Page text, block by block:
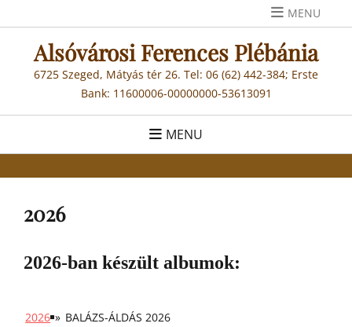
to
content
MENU
Alsóvárosi Ferences Plébánia
6725 Szeged, Mátyás tér 26. Tel: 06 (62) 442-384; Erste
Bank: 11600006-00000000-53613091
MENU
2026
2026-ban készült albumok:
2026 » BALÁZS-ÁLDÁS 2026